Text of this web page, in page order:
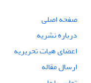
صفحه اصلی
درباره نشریه
اعضای هیات تحریریه
ارسال مقاله